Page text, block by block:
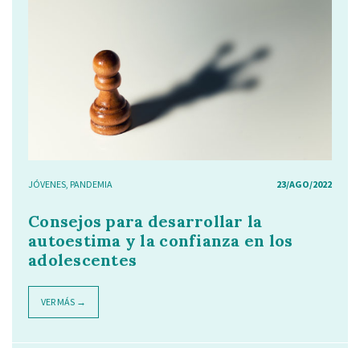
JÓVENES, PANDEMIA 23/AGO/2022
Consejos para desarrollar la
autoestima y la confianza en los
adolescentes
VER MÁS →